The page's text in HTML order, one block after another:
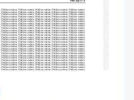
Poklicna  matura,  Poklicna  matura,  Poklicna  matura,  Poklicna  matura,  Poklicna  matura,
Poklicna  matura,  Poklicna  matura,  Poklicna  matura,  Poklicna  matura,  Poklicna  matura,
Poklicna  matura,  Poklicna  matura,  Poklicna  matura,  Poklicna  matura,  Poklicna  matura,
Poklicna  matura,  Poklicna  matura,  Poklicna  matura,  Poklicna  matura,  Poklicna  matura,
Poklicna  matura,  Poklicna  matura,  Poklicna  matura,  Poklicna  matura,  Poklicna  matura,
Poklicna  matura,  Poklicna  matura,  Poklicna  matura,  Poklicna  matura,  Poklicna  matura,
Poklicna  matura,  Poklicna  matura,  Poklicna  matura,  Poklicna  matura,  Poklicna  matura,
Poklicna  matura,  Poklicna  matura,  Poklicna  matura,  Poklicna  matura,  Poklicna  matura,
Poklicna  matura,  Poklicna  matura,  Poklicna  matura,  Poklicna  matura,  Poklicna  matura,
Poklicna  matura,  Poklicna  matura,  Poklicna  matura,  Poklicna  matura,  Poklicna  matura,
Poklicna  matura,  Poklicna  matura,  Poklicna  matura,  Poklicna  matura,  Poklicna  matura,
Poklicna  matura,  Poklicna  matura,  Poklicna  matura,  Poklicna  matura,  Poklicna  matura,
Poklicna  matura,  Poklicna  matura,  Poklicna  matura,  Poklicna  matura,  Poklicna  matura,
Poklicna  matura,  Poklicna  matura,  Poklicna  matura,  Poklicna  matura,  Poklicna  matura,
Poklicna  matura,  Poklicna  matura,  Poklicna  matura,  Poklicna  matura,  Poklicna  matura,
Poklicna  matura,  Poklicna  matura,  Poklicna  matura,  Poklicna  matura,  Poklicna  matura,
Poklicna  matura,  Poklicna  matura,  Poklicna  matura,  Poklicna  matura,  Poklicna  matura,
Poklicna  matura,  Poklicna  matura,  Poklicna  matura,  Poklicna  matura,  Poklicna  matura,
Poklicna  matura,  Poklicna  matura,  Poklicna  matura,  Poklicna  matura,  Poklicna  matura,
Poklicna  matura,  Poklicna  matura,  Poklicna  matura,  Poklicna  matura,  Poklicna  matura,
Poklicna  matura,  Poklicna  matura,  Poklicna  matura,  Poklicna  matura,  Poklicna  matura,
Poklicna  matura,  Poklicna  matura,  Poklicna  matura,  Poklicna  matura,  Poklicna  matura,
Poklicna  matura,  Poklicna  matura,  Poklicna  matura,  Poklicna  matura,  Poklicna  matura,
Poklicna  matura,  Poklicna  matura,  Poklicna  matura,  Poklicna  matura,  Poklicna  matura,
Poklicna  matura,  Poklicna  matura,  Poklicna  matura,  Poklicna  matura,  Poklicna  matura,
Poklicna  matura,  Poklicna  matura,  Poklicna  matura,  Poklicna  matura,  Poklicna  matura,
Poklicna  matura,  Poklicna  matura,  Poklicna  matura,  Poklicna  matura,  Poklicna  matura,
Poklicna  matura, Poklicna  matura,  Poklicna  matura,  Poklicna  matura,  Poklicna  matura,
Poklicna  matura,  Poklicna  matura,  Poklicna  matura,  Poklicna  matura,  Poklicna  matura,
Poklicna  matura,  Poklicna  matura,  Poklicna  matura,  Poklicna  matura,  Poklicna  matura,